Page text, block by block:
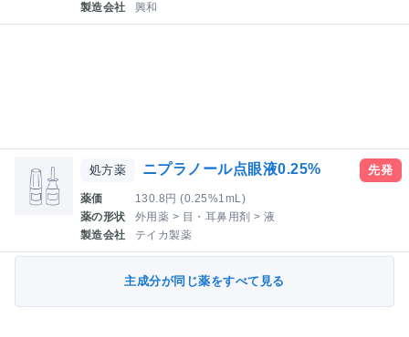
製造会社
興和
処方薬 ニプラノール点眼液0.25%
薬価
130.8円 (0.25%1mL)
薬の形状
外用薬 > 目・耳鼻用剤 > 液
製造会社
テイカ製薬
先発
主成分が同じ薬をすべて見る